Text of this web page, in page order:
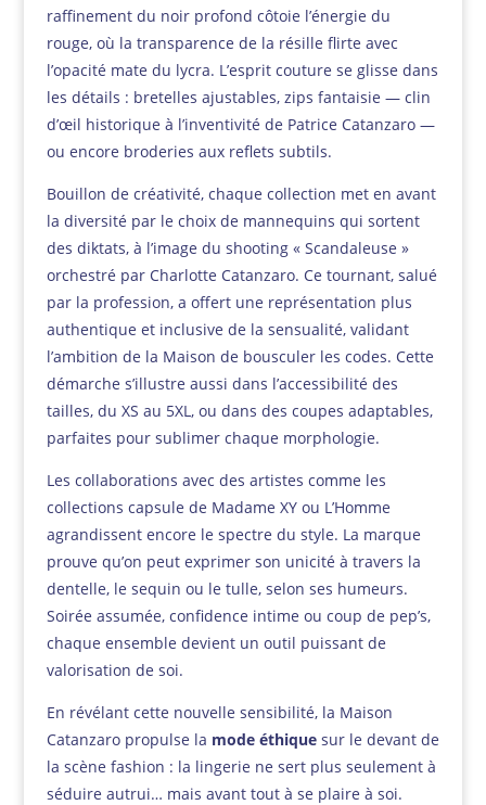
raffinement du noir profond côtoie l’énergie du
rouge, où la transparence de la résille flirte avec
l’opacité mate du lycra. L’esprit couture se glisse dans
les détails : bretelles ajustables, zips fantaisie — clin
d’œil historique à l’inventivité de Patrice Catanzaro —
ou encore broderies aux reflets subtils.
Bouillon de créativité, chaque collection met en avant
la diversité par le choix de mannequins qui sortent
des diktats, à l’image du shooting « Scandaleuse »
orchestré par Charlotte Catanzaro. Ce tournant, salué
par la profession, a offert une représentation plus
authentique et inclusive de la sensualité, validant
l’ambition de la Maison de bousculer les codes. Cette
démarche s’illustre aussi dans l’accessibilité des
tailles, du XS au 5XL, ou dans des coupes adaptables,
parfaites pour sublimer chaque morphologie.
Les collaborations avec des artistes comme les
collections capsule de Madame XY ou L’Homme
agrandissent encore le spectre du style. La marque
prouve qu’on peut exprimer son unicité à travers la
dentelle, le sequin ou le tulle, selon ses humeurs.
Soirée assumée, confidence intime ou coup de pep’s,
chaque ensemble devient un outil puissant de
valorisation de soi.
En révélant cette nouvelle sensibilité, la Maison
Catanzaro propulse la mode éthiquesur le devant de
la scène fashion : la lingerie ne sert plus seulement à
séduire autrui… mais avant tout à se plaire à soi.